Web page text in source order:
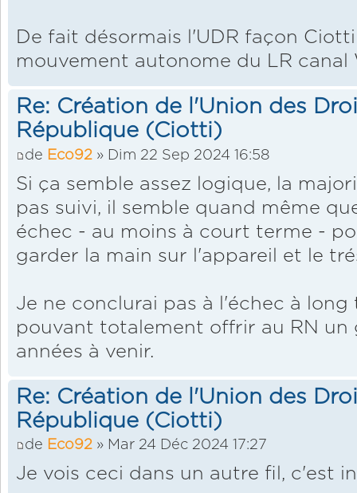
De fait désormais l'UDR façon
mouvement autonome du LR canal
Re: Création de l'Union des
République (Ciotti)
de Eco92 » Dim 22 Sep 2024 16:58
Si ça semble assez logique, la
pas suivi, il semble quand même
échec - au moins à court terme -
garder la main sur l'appareil et le
Je ne conclurai pas à l'échec à long
pouvant totalement offrir au RN un
années à venir.
Re: Création de l'Union des
République (Ciotti)
de Eco92 » Mar 24 Déc 2024 17:27
Je vois ceci dans un autre fil, c'est